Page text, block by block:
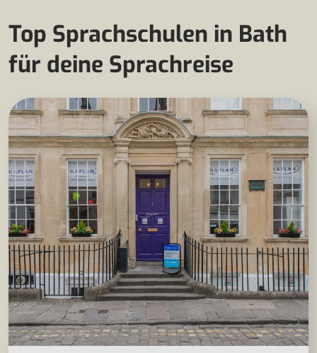
Top Sprachschulen in Bath
für deine Sprachreise